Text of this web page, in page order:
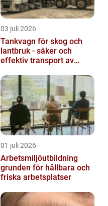
03 juli 2026
Tankvagn för skog och
lantbruk - säker och
effektiv transport av
01 juli 2026
Arbetsmiljöutbildning
grunden för hållbara och
friska arbetsplatser